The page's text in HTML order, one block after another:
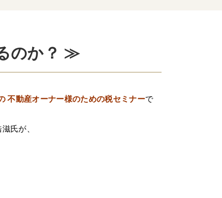
のか？ ≫
不動産オーナー様のための税セミナーで
氏が、